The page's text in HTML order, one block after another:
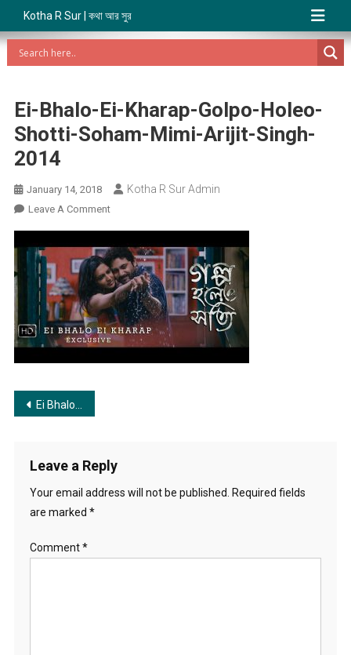
Kotha R Sur | কথা আর সুর
Ei-Bhalo-Ei-Kharap-Golpo-Holeo-
Shotti-Soham-Mimi-Arijit-Singh-
2014
January 14, 2018 Kotha R Sur Admin
Leave A CommentOn
Bhalo-
Ei-
Kharap-
Golpo-
Holeo-
Shotti-
Post
Ei Bhalo Ei Kharap | এই ভালো এই খারাপ
Leave a Reply
Your email address will not be published.
Required fields
are marked *
Comment*